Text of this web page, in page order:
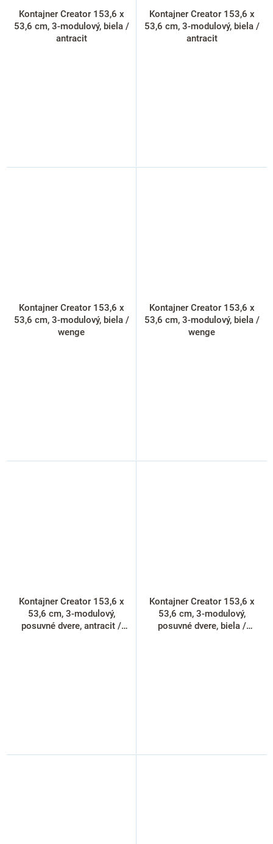
Kontajner Creator 153,6 x
53,6 cm, 3-modulový, biela /
antracit
Kontajner Creator 153,6 x
53,6 cm, 3-modulový, biela /
antracit
Kontajner Creator 153,6 x
53,6 cm, 3-modulový, biela /
wenge
Kontajner Creator 153,6 x
53,6 cm, 3-modulový, biela /
wenge
Kontajner Creator 153,6 x
53,6 cm, 3-modulový,
posuvné dvere, antracit /
Kontajner Creator 153,6 x
53,6 cm, 3-modulový,
posuvné dvere, biela /